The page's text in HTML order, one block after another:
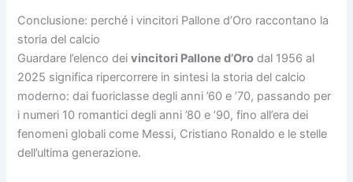
Conclusione: perché i vincitori Pallone d’Oro raccontano la
storia del calcio
Guardare l’elenco deivincitori Pallone d’Oro dal 1956 al
2025 significa ripercorrere in sintesi la storia del calcio
moderno: dai fuoriclasse degli anni ’60 e ’70, passando per
i numeri 10 romantici degli anni ’80 e ’90, fino all’era dei
fenomeni globali come Messi, Cristiano Ronaldo e le stelle
dell’ultima generazione.